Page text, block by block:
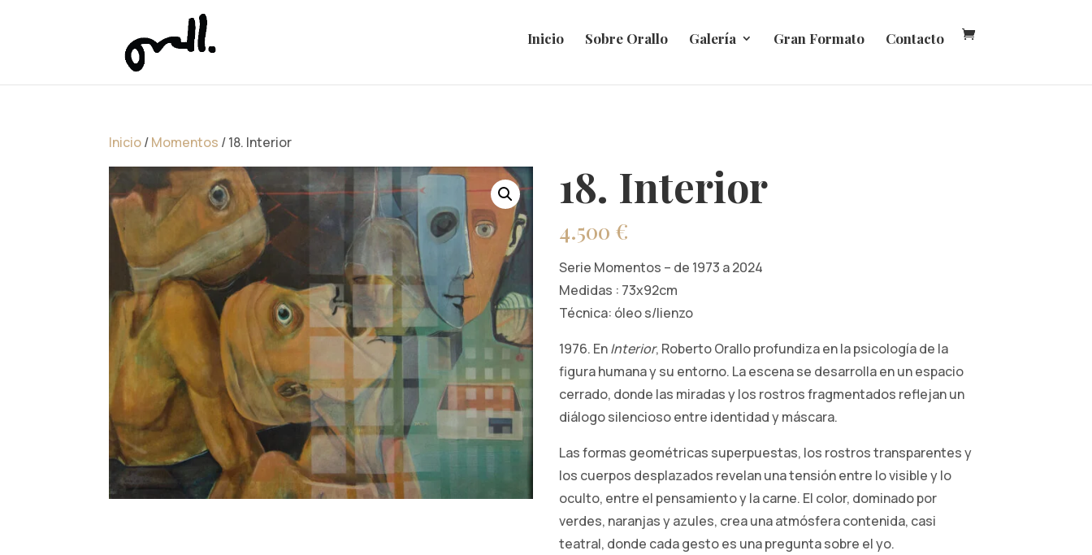
Inicio Sobre Orallo Galería Gran Formato Contacto
Inicio/Momentos / 18. Interior
18. Interior
4.500 €
Serie Momentos – de 1973 a 2024
Medidas : 73x92cm
Técnica: óleo s/lienzo
1976. EnInterior, Roberto Orallo profundiza en la psicología de la
figura humana y su entorno. La escena se desarrolla en un espacio
cerrado, donde las miradas y los rostros fragmentados reflejan un
diálogo silencioso entre identidad y máscara.
Las formas geométricas superpuestas, los rostros transparentes y
los cuerpos desplazados revelan una tensión entre lo visible y lo
oculto, entre el pensamiento y la carne. El color, dominado por
verdes, naranjas y azules, crea una atmósfera contenida, casi
teatral, donde cada gesto es una pregunta sobre el yo.